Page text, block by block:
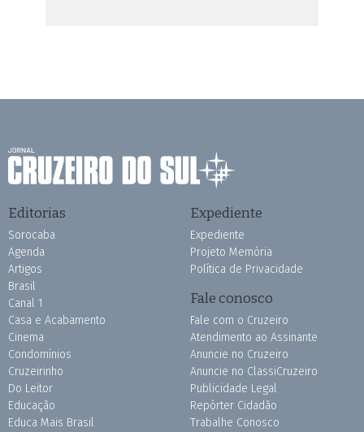
Editorias
Sorocaba
Agenda
Artigos
Brasil
Canal 1
Casa e Acabamento
Cinema
Condomínios
Cruzeirinho
Do Leitor
Educação
Educa Mais Brasil
Expediente
Expediente
Projeto Memória
Política de Privacidade
Fale conosco
Fale com o Cruzeiro
Atendimento ao Assinante
Anuncie no Cruzeiro
Anuncie no ClassiCruzeiro
Publicidade Legal
Repórter Cidadão
Trabalhe Conosco